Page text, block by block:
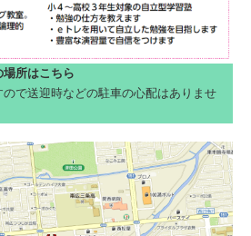
所はこちら
ので送迎時などの駐車の心配はありませ